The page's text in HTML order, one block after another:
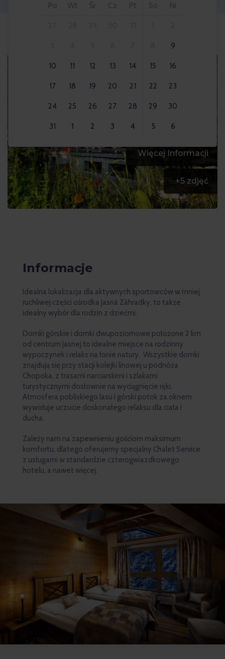
Po Wt Śr Cz Pt So Ni
9
10 11 12 13 14 15 16
17 18 19 20 21 22 23
24 25 26 27 28 29 30
31 1 2 3 4 5 6
Więcej Informacji
+5 zdjęć
Informacje
Idealna lokalizacja dla aktywnych sportowców w mniej
ruchliwej części ośrodka Jasná Záhradky, to także
idealny wybór dla rodzin z dziećmi.
Domki górskie i domki dwupoziomowe położone 2 km
od centrum Jasnej to idealne miejsce na rodzinny
wypoczynek i relaks na łonie natury. Wszystkie domki
znajdują się przy stacji kolejki linowej u podnóża
Chopoka, z trasami narciarskimi i szlakami
turystycznymi dosłownie na wyciągnięcie ręki.
Atmosfera pobliskiego lasu i górski potok za oknem
wywołuje uczucie doskonałego relaksu dla ciała i
ducha.
Zależy nam na zapewnieniu gościom maksimum
komfortu, dlatego oferujemy specjalny Chalet Service
z usługami w standardzie czterogwiazdkowego
hotelu, a nawet więcej.